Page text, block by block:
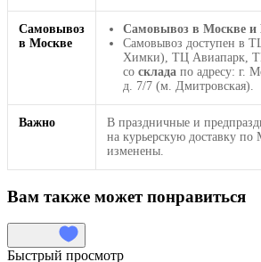
Самовывоз
в Москве
Самовывоз в Москве
Самовывоз доступен в
Химки), ТЦ Авиапарк,
со склада по адресу: г.
д. 7/7 (м. Дмитровская).
Важно
В праздничные и
на курьерскую доставку по
изменены.
Вам также может понравиться
Быстрый просмотр